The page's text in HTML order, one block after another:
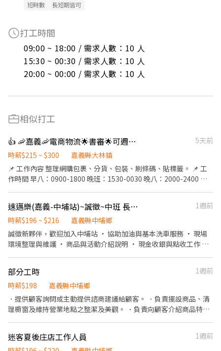
短時數 長短期皆可
打工時間
09:00 ~ 18:00 / 需求人數：10 人
15:30 ~ 00:30 / 需求人數：10 人
20:00 ~ 00:00 / 需求人數：10 人
相似打工
👍 🦐嘉義🦐電商物流🌟書審🌟可週領🌟長派/臨時工
5天前
時薪$215 ~ $300
嘉義縣大林鎮
📌 工作內容 整理網購包裹、分貨、包裝、刷條碼、貼標籤。 📌 工
作時間 早八：0900-1800 晚班：1530-0030 晚八：2000-2400 大
$230~$245 up 大夜：$290~$300 up 休假制度：排休、週休二日 ⭐️
可週領 ⭐️書審職缺，快速報到 ⭐️當月時數達標獎金💰500-3000 ⭐️可
短期1-2個月 ⭐️適合情侶、家人一起上下班 🔽🔽🔽如何應徵?🔽🔽🔽
👉快速連結：【https://lin.ee/L61OXnF】 或者 賴ID：
速邁樂(嘉義-中埔站)~誠徵~中班 長期 ♾️ 時薪制服務員
1週前
時薪$196 ~ $216
嘉義縣中埔鄉
誠徵新夥伴，歡迎加入中埔站 • 協助加油與基本洗車服務 • 現場
環境整理與維護 • 商品與活動介紹說明 • 現金收銀與點收工作 我
2300 可支援大夜班 (時段 2300-0700)
部分工時
1週前
時薪$198
嘉義縣中埔鄉
．提供顧客詢問或主動提供諮商建議給顧客。 ．負責擺設商品、清
理櫥窗及維持營業地點之整潔及美觀。 ．負責向顧客介紹商品特
束營業前，統計銷售情形、盤點貨品存量及撰寫當日業務報表。
迷客夏後庄店工作人員
1週前